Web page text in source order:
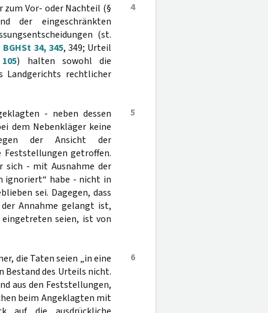
4
Vor- oder Nachteil (§
der eingeschränkten
(st.
BGHSt 34, 345, 349; Urteil
) halten sowohl die
Landgerichts rechtlicher
5
- neben dessen
dem Nebenkläger keine
der Ansicht der
Feststellungen getroffen.
sich - mit Ausnahme der
ignoriert“ habe - nicht in
sei. Dagegen, dass
Annahme gelangt ist,
eingetreten seien, ist von
6
die Taten seien „in eine
Bestand des Urteils nicht.
aus den Feststellungen,
beim Angeklagten mit